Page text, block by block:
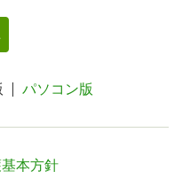
パソコン版
本方針